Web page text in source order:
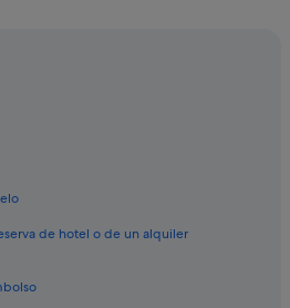
de hotel o de un alquiler